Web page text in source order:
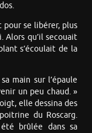
se libérer, plus
Alors qu’il secouait
s’écoulait de la
main sur l’épaule
un peu chaud. »
elle dessina des
du Roscarg.
brûlée dans sa